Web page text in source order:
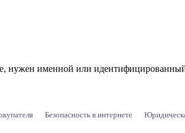
нужен именной или
Безопасность в интернете